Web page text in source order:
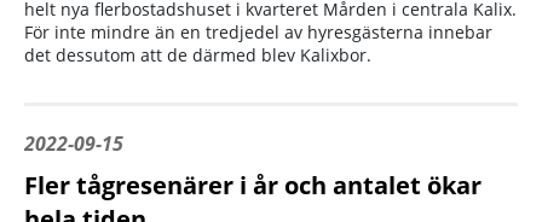
helt nya flerbostadshuset i kvarteret Mården i centrala Kalix.
För inte mindre än en tredjedel av hyresgästerna innebar
det dessutom att de därmed blev Kalixbor.
2022-09-15
Fler tågresenärer i år och antalet ökar